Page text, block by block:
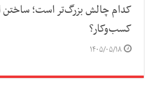
کدام چالش بزرگ‌تر است؛ ساختن
کسب‌وکار؟
۱۴۰۵/۰۵/۱۸